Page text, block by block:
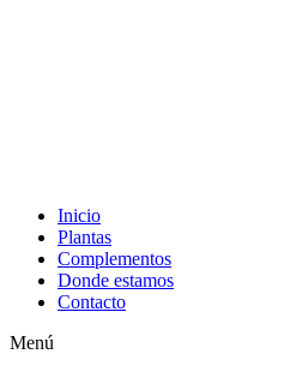
Inicio
Plantas
Complementos
Donde estamos
Contacto
Menú